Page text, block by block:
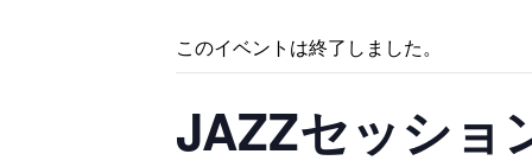
このイベントは終了しました。
JAZZセッショ